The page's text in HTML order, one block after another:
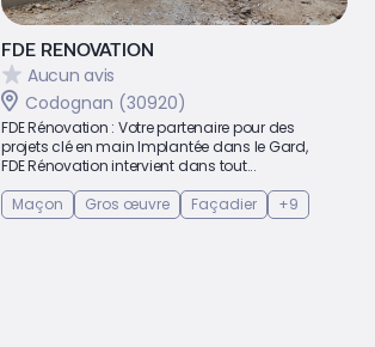
FDE RENOVATION
Aucun avis
Codognan (30920)
FDE Rénovation : Votre partenaire pour des
projets clé en main Implantée dans le Gard,
FDE Rénovation intervient dans tout...
Maçon
Gros œuvre Façadier +9